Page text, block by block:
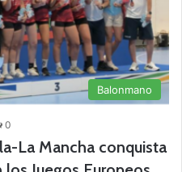
Balonmano
0
La Mancha conquista